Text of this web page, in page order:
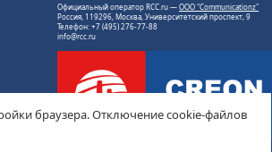
Официальный оператор RCC.ru —ООО "Communicationz"
Россия, 119296, Москва, Университетский проспект, 9
Телефон: +7 (495) 276-77-88
info@rcc.ru
браузера. Отключение cookie-файлов